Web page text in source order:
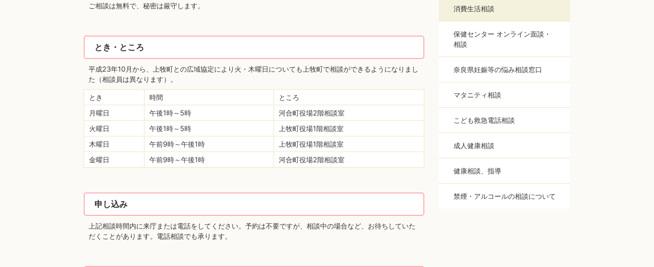
ご相談は無料で、秘密は厳守します。
とき・ところ
平成23年10月から、上牧町との広域協定により火・木曜日についても上牧町で相談ができるようになりまし
た（相談員は異なります）。
とき 時間
ところ
月曜日
午後1時～5時
河合町役場2階相談室
火曜日
午後1時～5時
上牧町役場1階相談室
木曜日
午前9時～午後1時
上牧町役場1階相談室
金曜日
午前9時～午後1時 河合町役場2階相談室
申し込み
上記相談時間内に来庁または電話をしてください。予約は不要ですが、相談中の場合など、お待ちしていた
だくことがあります。電話相談でも承ります。
消費生活相談
保健センター オンライン面談・
相談
奈良県妊娠等の悩み相談窓口
マタニティ相談
こども救急電話相談
成人健康相談
健康相談、指導
禁煙・アルコールの相談について